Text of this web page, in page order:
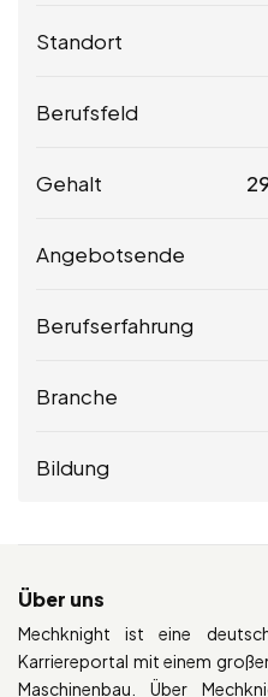
Standort
Berufsfeld
Gehalt
Angebotsende
Berufserfahrung
Branche
Bildung
Über uns
Mechknight ist eine
Karriereportal mit einem
Maschinenbau. Über